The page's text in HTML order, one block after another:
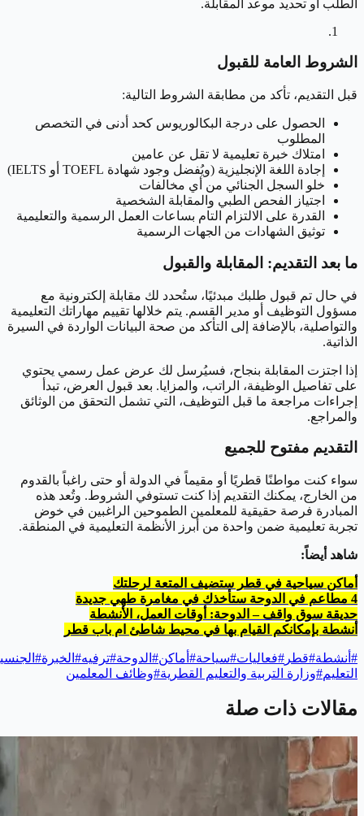
الطلب أو تحديد موعد المقابلة.
الشروط العامة للقبول
قبل التقديم، تأكد من مطابقة الشروط التالية:
الحصول على درجة البكالوريوس كحد أدنى في التخصص
المطلوب
امتلاك خبرة تعليمية لا تقل عن عامين
إجادة اللغة الإنجليزية (ويُفضل وجود شهادة TOEFL أو IELTS)
خلو السجل الجنائي من أي مخالفات
اجتياز الفحص الطبي والمقابلة الشخصية
القدرة على الالتزام التام بساعات العمل الرسمية والتعليمية
توثيق الشهادات من الجهات الرسمية
ما بعد التقديم: المقابلة والقبول
في حال تم قبول طلبك مبدئيًا، ستُحدد لك مقابلة إلكترونية مع
مسؤول التوظيف أو مدير القسم. يتم خلالها تقييم مهاراتك التعليمية
والتواصلية، بالإضافة إلى التأكد من صحة البيانات الواردة في السيرة
الذاتية.
إذا اجتزت المقابلة بنجاح، فسيُرسل لك عرض عمل رسمي يحتوي
على تفاصيل الوظيفة، الراتب، والمزايا. بعد قبول العرض، تبدأ
إجراءات مراجعة ما قبل التوظيف، التي تشمل التحقق من الوثائق
والمراجع.
التقديم مفتوح للجميع
سواء كنت مواطنًا قطريًا أو مقيماً في الدولة أو حتى راغباً بالقدوم
من الخارج، يمكنك التقديم إذا كنت تستوفي الشروط. وتُعد هذه
المبادرة فرصة حقيقية للمعلمين الطموحين الراغبين في خوض
تجربة تعليمية ضمن واحدة من أبرز الأنظمة التعليمية في المنطقة.
شاهد أيضاً:
أماكن سياحية في قطر ستضيف المتعة لرحلتك
4 مطاعم في الدوحة ستأخذك في مغامرة طهي جديدة
حديقة سوق واقف – الدوحة: أوقات العمل، الأنشطة
أنشطة بإمكانكم القيام بها في محيط شاطئ ام باب قطر
# أنشطة#قطر #فعاليات#سياحة# أماكن# الدوحة#ترفيه# الخبرة#
التعليم#وزارة التربية والتعليم القطرية#وظائف المعلمين
مقالات ذات صلة